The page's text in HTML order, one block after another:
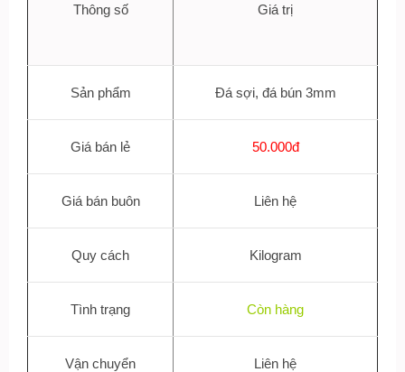
Thông số Giá trị
Sản phẩm Đá sợi, đá bún 3mm
Giá bán lẻ 50.000đ
Giá bán buôn Liên hệ
Quy cách Kilogram
Tình trạng Còn hàng
Vận chuyển Liên hệ